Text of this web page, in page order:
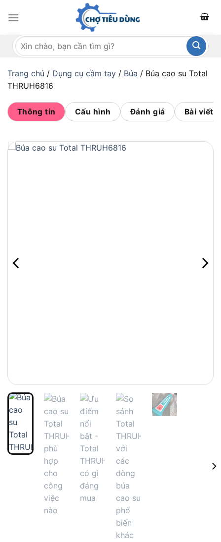
qua
dungTìm
kiếm:
Trang chủ / Dụng cụ cầm tay / Búa / Búa cao su Total
THRUH6816
Thông tin Cấu hình Đánh giá Bài viết